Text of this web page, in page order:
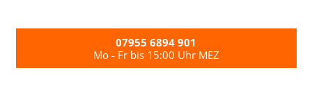
07955 6894 901
Mo - Fr bis 15:00 Uhr MEZ